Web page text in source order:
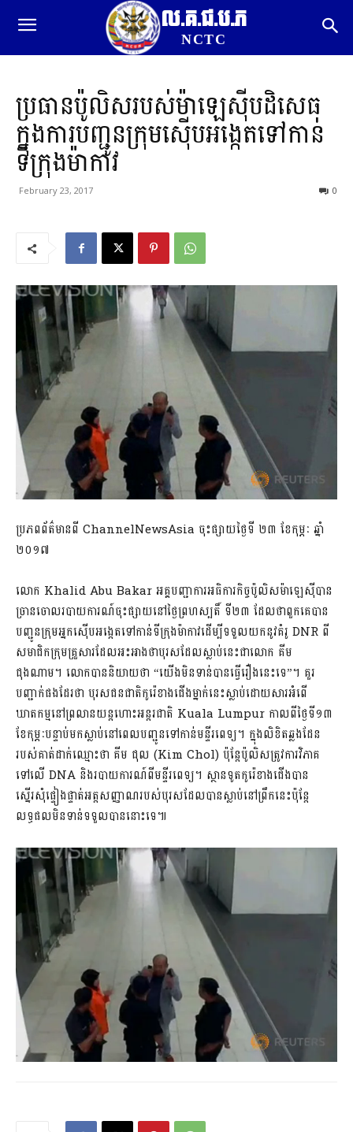
ល.គ.ជ.ប.ភ
NCTC
ប្រធានប៉ូលិសរបស់ម៉ាឡេស៊ីបដិសេធ
ក្នុងការបញ្ជូនក្រុមស៊ើបអង្កេតទៅកាន់
ទីក្រុងម៉ាកាវ
February 23, 2017 0
ប្រភពព័ត៌មានពី ChannelNewsAsia ចុះផ្សាយថ្ងៃទី ២៣ ខែកុម្ភៈ ឆ្នាំ
២០១៧
លោក Khalid Abu Bakar អគ្គបញ្ជាការអធិការកិច្ចប៉ូលិសម៉ាឡេស៊ីបាន
ច្រានចោលរបាយការណ៍ចុះផ្សាយនៅថ្ងៃព្រហស្បតិ៍ ទី២៣ ដែលថាពួកគេបាន
បញ្ជូនក្រុមអ្នកស៊ើបអង្កេតទៅកាន់ទីក្រុងម៉ាកាវដើម្បីទទួលយកនូវគំរូ DNR ពី
សមាជិកក្រុមគ្រួសារដែលអះអាងថាបុរសដែលស្លាប់នេះជាលោក គីម
ជុងណាម។ លោកបាននិយាយថា “យើងមិនទាន់បានធ្វើរឿងនេះទេ”។ គួរ
បញ្ជាក់ផងដែរថា បុរសជនជាតិកូរ៉េខាងជើងម្នាក់នេះស្លាប់ដោយសារអំពើ
ឃាតកម្មនៅព្រលានយន្តហោះអន្តរជាតិ Kuala Lumpur កាលពីថ្ងៃទី១៣
ខែកុម្ភៈបន្ទាប់មកស្លាប់នៅពេលបញ្ជូនទៅកាន់មន្ទីរពេទ្យ។ ក្នុងលិខិតឆ្លងដែន
របស់គាត់ដាក់ឈ្មោះថា គីម ជុល (Kim Chol) ប៉ុន្តែប៉ូលិសត្រូវការវិភាគ
ទៅលើ DNA និងរបាយការណ៍ពីមន្ទីរពេទ្យ។ ស្ថានទូតកូរ៉េខាងជើងបាន
ស្នើរសុំផ្ទៀងផ្ទាត់អត្តសញ្ញាណរបស់បុរសដែលបានស្លាប់នៅព្រឹកនេះប៉ុន្តែ
លទ្ធផលមិនទាន់ទទួលបាននោះទេ៕